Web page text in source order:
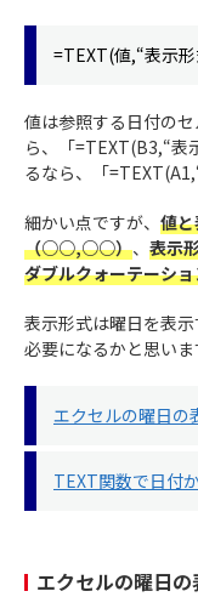
=TEXT(値,“表示
値は参照する日付の
ら、「=TEXT(B3,“表
るなら、「
細かい点ですが、 値
（○○,○○）、 表示
ダブルクォーテーシ
表示形式は曜日を表
必要になるかと思いま
エクセルの曜日の
TEXT関数で日付
エクセルの曜日